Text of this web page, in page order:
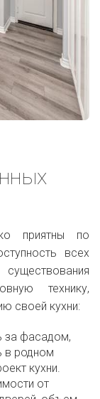
приятны по
всех
технику,
своей кухни:
за фасадом,
в родном
кухни.
от